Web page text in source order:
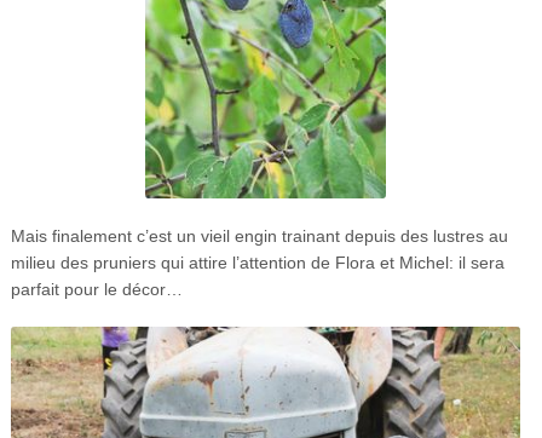
Mais finalement c’est un vieil engin trainant depuis des lustres au
milieu des pruniers qui attire l’attention de Flora et Michel: il sera
parfait pour le décor…